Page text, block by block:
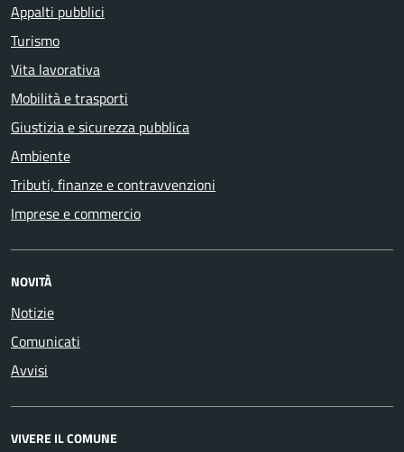
Appalti pubblici
Turismo
Vita lavorativa
Mobilità e trasporti
Giustizia e sicurezza pubblica
Ambiente
Tributi, finanze e contravvenzioni
Imprese e commercio
NOVITÀ
Notizie
Comunicati
Avvisi
VIVERE IL COMUNE